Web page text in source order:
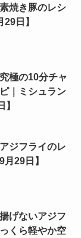
焼き豚のレシ
日】
極の10分チャ
｜ミシュラン
ジフライのレ
29日】
げないアジフ
くら軽やか空